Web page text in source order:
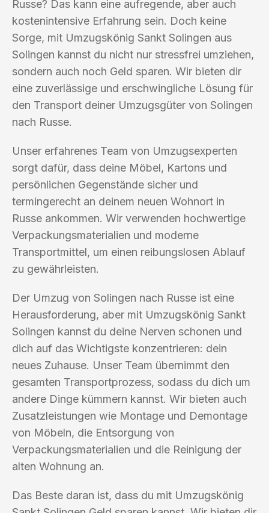
Russe? Das kann eine aufregende, aber auch
kostenintensive Erfahrung sein. Doch keine
Sorge, mit Umzugskönig Sankt Solingen aus
Solingen kannst du nicht nur stressfrei umziehen,
sondern auch noch Geld sparen. Wir bieten dir
eine zuverlässige und erschwingliche Lösung für
den Transport deiner Umzugsgüter von Solingen
nach Russe.
Unser erfahrenes Team von Umzugsexperten
sorgt dafür, dass deine Möbel, Kartons und
persönlichen Gegenstände sicher und
termingerecht an deinem neuen Wohnort in
Russe ankommen. Wir verwenden hochwertige
Verpackungsmaterialien und moderne
Transportmittel, um einen reibungslosen Ablauf
zu gewährleisten.
Der Umzug von Solingen nach Russe ist eine
Herausforderung, aber mit Umzugskönig Sankt
Solingen kannst du deine Nerven schonen und
dich auf das Wichtigste konzentrieren: dein
neues Zuhause. Unser Team übernimmt den
gesamten Transportprozess, sodass du dich um
andere Dinge kümmern kannst. Wir bieten auch
Zusatzleistungen wie Montage und Demontage
von Möbeln, die Entsorgung von
Verpackungsmaterialien und die Reinigung der
alten Wohnung an.
Das Beste daran ist, dass du mit Umzugskönig